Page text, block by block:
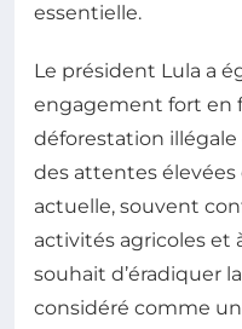
essentielle.
Le président Lula a
engagement fort en
déforestation illégale
des attentes élevées
actuelle, souvent
activités agricoles et
souhait d’éradiquer
considéré comme